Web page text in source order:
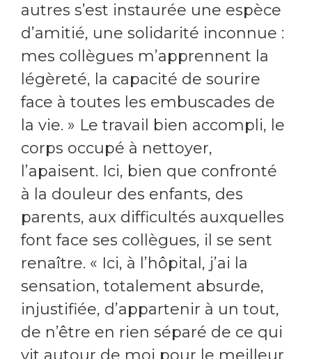
autres s’est instaurée une espèce
d’amitié, une solidarité inconnue :
mes collègues m’apprennent la
légèreté, la capacité de sourire
face à toutes les embuscades de
la vie. » Le travail bien accompli, le
corps occupé à nettoyer,
l’apaisent. Ici, bien que confronté
à la douleur des enfants, des
parents, aux difficultés auxquelles
font face ses collègues, il se sent
renaître. « Ici, à l’hôpital, j’ai la
sensation, totalement absurde,
injustifiée, d’appartenir à un tout,
de n’être en rien séparé de ce qui